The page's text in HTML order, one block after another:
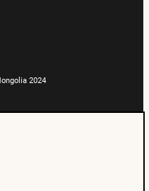
2024